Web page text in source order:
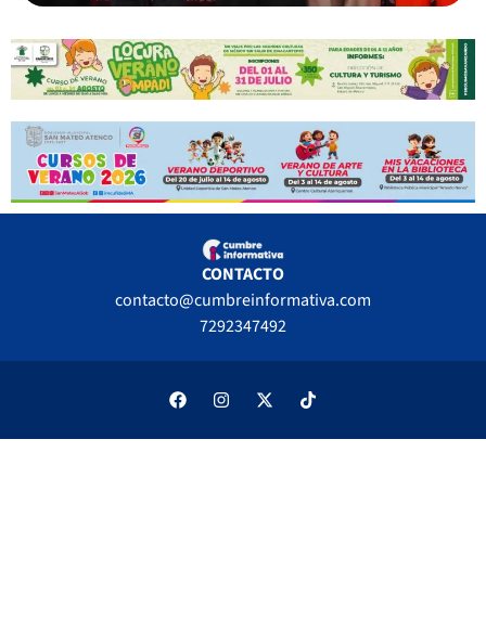
CONTACTO
contacto@cumbreinformativa.com
7292347492